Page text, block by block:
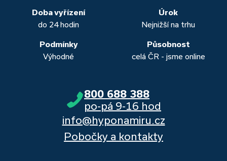
banka, Moneta a Raiffeisenbank.
Doba vyřízení
do 24 hodin
Úrok
Nejnižší na trhu
Podmínky
Výhodné
Působnost
celá ČR - jsme online
800 688 388
po-pá 9-16 hod
info@hyponamiru.cz
Pobočky a kontakty